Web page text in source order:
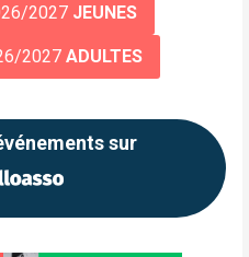
2027 JEUNES
2027ADULTES
sur